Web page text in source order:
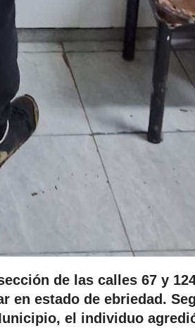
de las calles 67 y
en estado de ebriedad.
el individuo